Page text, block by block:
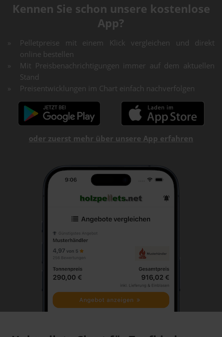
Kennen Sie schon unsere kostenlose
App?
Pelletpreise mit einem Klick vergleichen und direkt
online bestellen
Mit Preisbenachrichtigungen immer auf dem aktuellen
Stand
Preisentwicklungen im Chart einfach nachverfolgen
oder zuerst mehr über unsere App erfahren